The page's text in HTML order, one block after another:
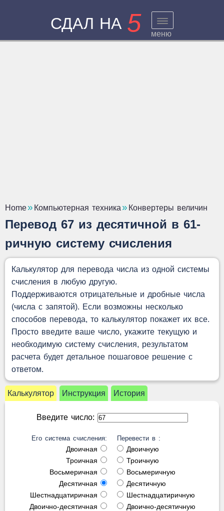
СДАЛ НА 5 меню
Home Компьютерная техника Конвертеры величин
Перевод 67 из десятичной в 61-
ричную систему счисления
Калькулятор для перевода числа из одной системы
счисления в любую другую.
Поддерживаются отрицательные и дробные числа
(числа с запятой). Если возможны несколько
способов перевода, то калькулятор покажет их все.
Просто введите ваше число, укажите текущую и
необходимую систему счисления, результатом
расчета будет детальное пошаговое решение с
ответом.
Калькулятор Инструкция История
Введите число:
Его система счисления:
Двоичная
Троичная
Восьмеричная
Десятичная
Шестнадцатиричная
Двоично-десятичная
Перевести в :
Двоичную
Троичную
Восьмеричную
Десятичную
Шестнадцатиричную
Двоично-десятичную